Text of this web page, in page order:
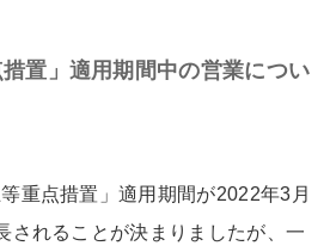
措置」適用期間中の営業につい
重点措置」適用期間が2022年3月
されることが決まりましたが、一